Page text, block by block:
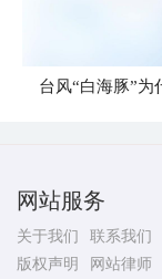
网站服务
关于我们 联系我们
版权声明
网站律师